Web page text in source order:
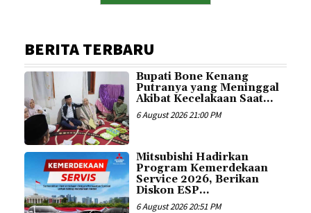
BERITA TERBARU
Bupati Bone Kenang
Putranya yang Meninggal
Akibat Kecelakaan Saat...
6 August 2026 21:00 PM
Mitsubishi Hadirkan
Program Kemerdekaan
Service 2026, Berikan
Diskon ESP...
6 August 2026 20:51 PM